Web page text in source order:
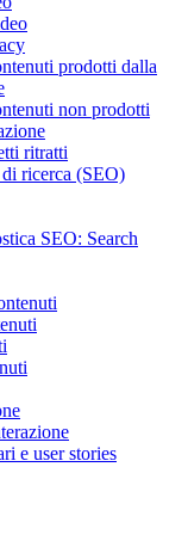
prodotti dalla
non prodotti
ritratti
ricerca (SEO)
SEO: Search
e user stories